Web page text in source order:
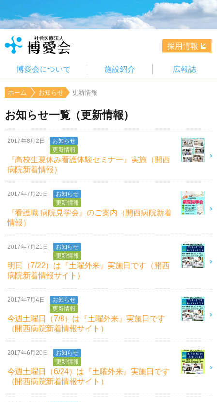
採用情報
博愛会について 施設紹介 広報誌
ホーム お知らせ 更新情報
お知らせ一覧（更新情報）
2017年8月2日
お知らせ
更新情報
『高校生夏休み看護体験セミナー』実施（開西
病院新着情報）
2017年7月26日
お知らせ
更新情報
『看護職 病院見学会』のご案内（開西病院新着
情報）
2017年7月21日
お知らせ
更新情報
明日（7/22）は『土曜外来』実施日です（開西
病院新着情報サイト）
2017年7月4日
お知らせ
更新情報
今週土曜日（7/8）は『土曜外来』実施日です
（開西病院新着情報サイト）
2017年6月20日
お知らせ
更新情報
今週土曜日（6/24）は『土曜外来』実施日です
（開西病院新着情報サイト）